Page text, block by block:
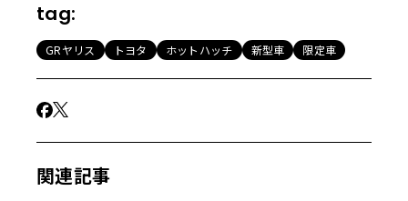
tag:
GRヤリス トヨタ ホットハッチ 新型車 限定車
関連記事